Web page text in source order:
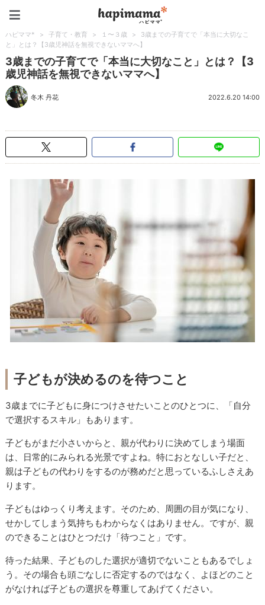
ハピママ* > 子育て・教育 > １〜３歳 >
3歳までの子育てで「本当に大切なこ
と」とは？【3歳児神話を無視できないママへ】
3歳までの子育てで「本当に大切なこと」とは？【3
歳児神話を無視できないママへ】
冬木 丹花 2022.6.20 14:00
子どもが決めるのを待つこと
3歳までに子どもに身につけさせたいことのひとつに、「自分
で選択するスキル」もあります。
子どもがまだ小さいからと、親が代わりに決めてしまう場面
は、日常的にみられる光景ですよね。特におとなしい子だと、
親は子どもの代わりをするのが務めだと思っているふしさえあ
ります。
子どもはゆっくり考えます。そのため、周囲の目が気になり、
せかしてしまう気持ちもわからなくはありません。ですが、親
のできることはひとつだけ「待つこと」です。
待った結果、子どものした選択が適切でないこともあるでしょ
う。その場合も頭ごなしに否定するのではなく、よほどのこと
がなければ子どもの選択を尊重してあげてください。